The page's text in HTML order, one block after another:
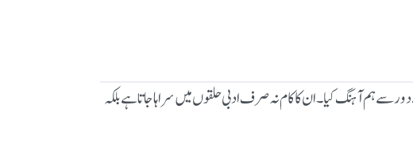
ہم آہنگ کیا۔ ان کا کام نہ صرف ادبی حلقوں میں سراہا جاتا ہے بلکہ